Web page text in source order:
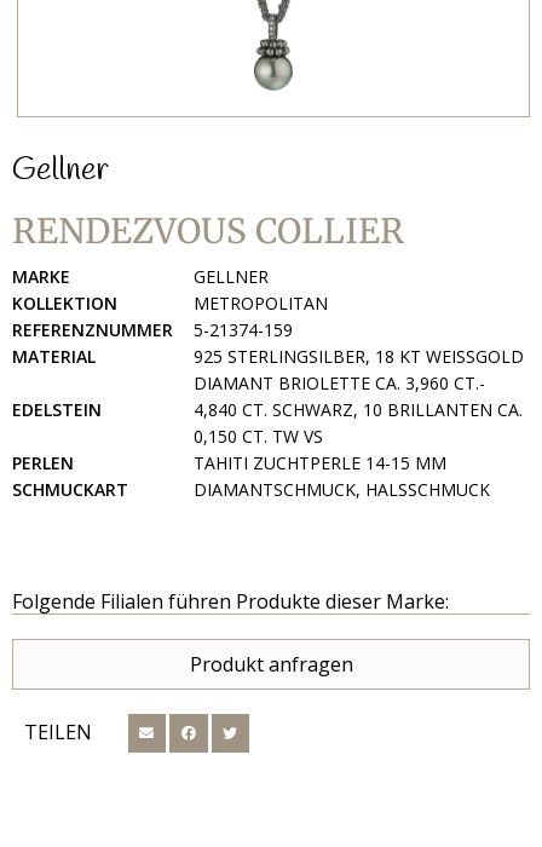
Gellner
RENDEZVOUS COLLIER
MARKE
GELLNER
KOLLEKTION
METROPOLITAN
REFERENZNUMMER
5-21374-159
MATERIAL
925 STERLINGSILBER, 18 KT WEISSGOLD
EDELSTEIN
DIAMANT BRIOLETTE CA. 3,960 CT.-
4,840 CT. SCHWARZ, 10 BRILLANTEN CA.
0,150 CT. TW VS
PERLEN
TAHITI ZUCHTPERLE 14-15 MM
SCHMUCKART
DIAMANTSCHMUCK, HALSSCHMUCK
Folgende Filialen führen Produkte dieser Marke:
Produkt anfragen
TEILEN